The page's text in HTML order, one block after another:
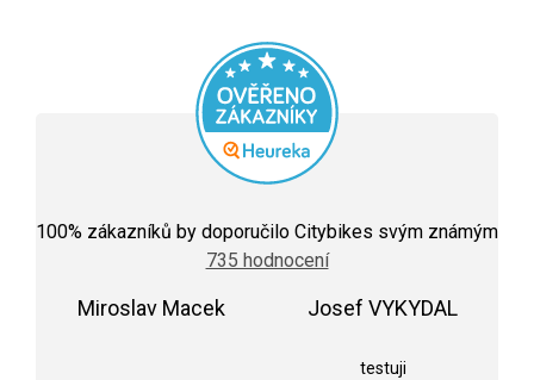
hodnocení
obchodu
je
100% zákazníků by doporučilo Citybikes svým známým
735 hodnocení
Miroslav Macek Josef VYKYDAL
testuji